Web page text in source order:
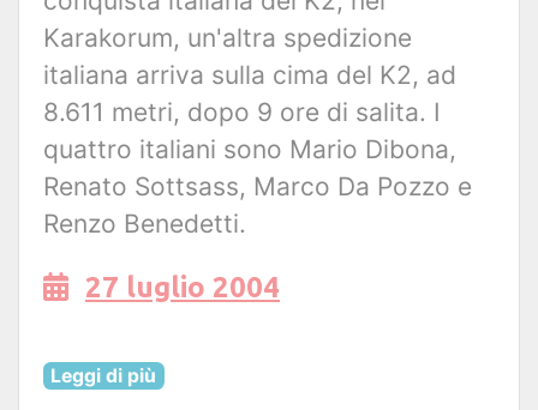
Karakorum, un'altra spedizione
italiana arriva sulla cima del K2, ad
8.611 metri, dopo 9 ore di salita. I
quattro italiani sono Mario Dibona,
Renato Sottsass, Marco Da Pozzo e
Renzo Benedetti.
27 luglio 2004
Leggi di più